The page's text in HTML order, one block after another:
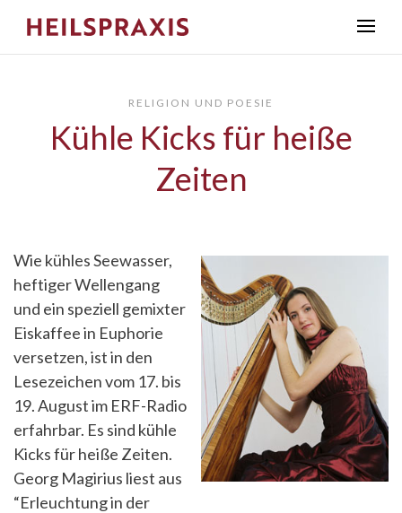
RELIGION UND POESIE
Kühle Kicks für heiße
Zeiten
Wie kühles Seewasser,
heftiger Wellengang
und ein speziell gemixter
Eiskaffee in Euphorie
versetzen, ist in den
Lesezeichen vom 17. bis
19. August im ERF-Radio
erfahrbar. Es sind kühle
Kicks für heiße Zeiten.
Georg Magirius liest aus
“Erleuchtung in der